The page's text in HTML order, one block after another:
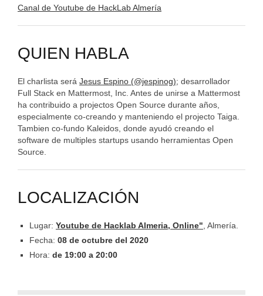
Canal de Youtube de HackLab Almería
QUIEN HABLA
El charlista será Jesus Espino (@jespinog); desarrollador
Full Stack en Mattermost, Inc. Antes de unirse a Mattermost
ha contribuido a projectos Open Source durante años,
especialmente co-creando y manteniendo el projecto Taiga.
Tambien co-fundo Kaleidos, donde ayudó creando el
software de multiples startups usando herramientas Open
Source.
LOCALIZACIÓN
Lugar: Youtube de Hacklab Almeria, Online", Almería.
Fecha: 08 de octubre del 2020
Hora: de 19:00 a 20:00